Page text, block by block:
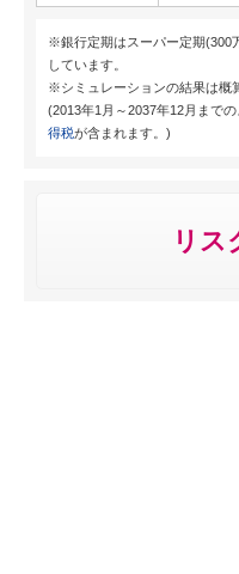
※銀行定期はスーパー定期(300
しています。
※シミュレーションの結果は概
(2013年1月～2037年12月まで
得税が含まれます。)
リス